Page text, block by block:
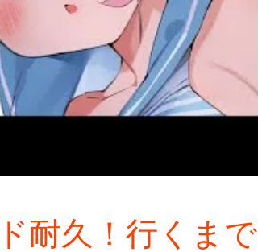
耐久！行くまで